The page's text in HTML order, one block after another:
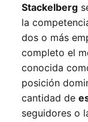
Stackelberg
la
dos o más
completo el
conocida
posición
cantidad de
seguidores o